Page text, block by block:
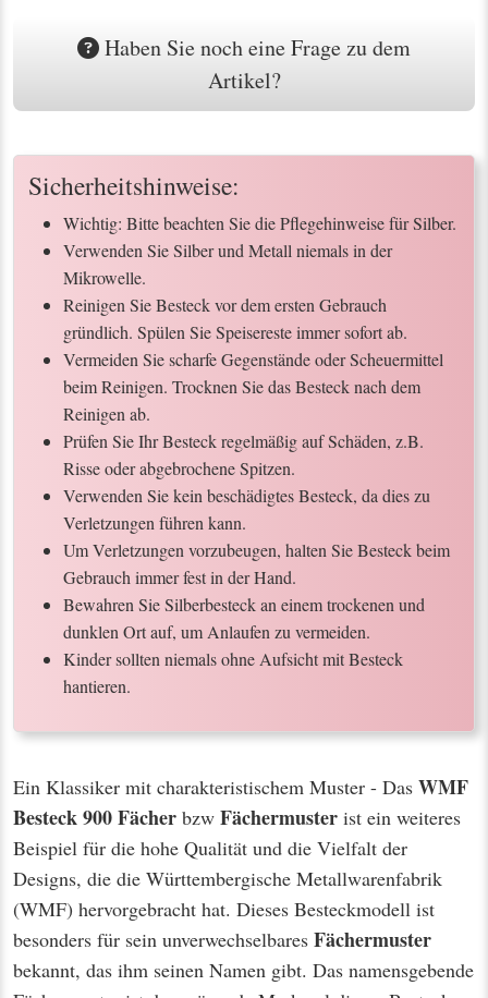
Haben Sie noch eine Frage zu dem
Artikel?
Sicherheitshinweise:
Wichtig: Bitte beachten Sie die Pflegehinweise für Silber.
Verwenden Sie Silber und Metall niemals in der
Mikrowelle.
Reinigen Sie Besteck vor dem ersten Gebrauch
gründlich. Spülen Sie Speisereste immer sofort ab.
Vermeiden Sie scharfe Gegenstände oder Scheuermittel
beim Reinigen. Trocknen Sie das Besteck nach dem
Reinigen ab.
Prüfen Sie Ihr Besteck regelmäßig auf Schäden, z.B.
Risse oder abgebrochene Spitzen.
Verwenden Sie kein beschädigtes Besteck, da dies zu
Verletzungen führen kann.
Um Verletzungen vorzubeugen, halten Sie Besteck beim
Gebrauch immer fest in der Hand.
Bewahren Sie Silberbesteck an einem trockenen und
dunklen Ort auf, um Anlaufen zu vermeiden.
Kinder sollten niemals ohne Aufsicht mit Besteck
hantieren.
Ein Klassiker mit charakteristischem Muster - Das WMF
Besteck 900 Fächer bzw Fächermuster ist ein weiteres
Beispiel für die hohe Qualität und die Vielfalt der
Designs, die die Württembergische Metallwarenfabrik
(WMF) hervorgebracht hat. Dieses Besteckmodell ist
besonders für sein unverwechselbares Fächermuster
bekannt, das ihm seinen Namen gibt. Das namensgebende